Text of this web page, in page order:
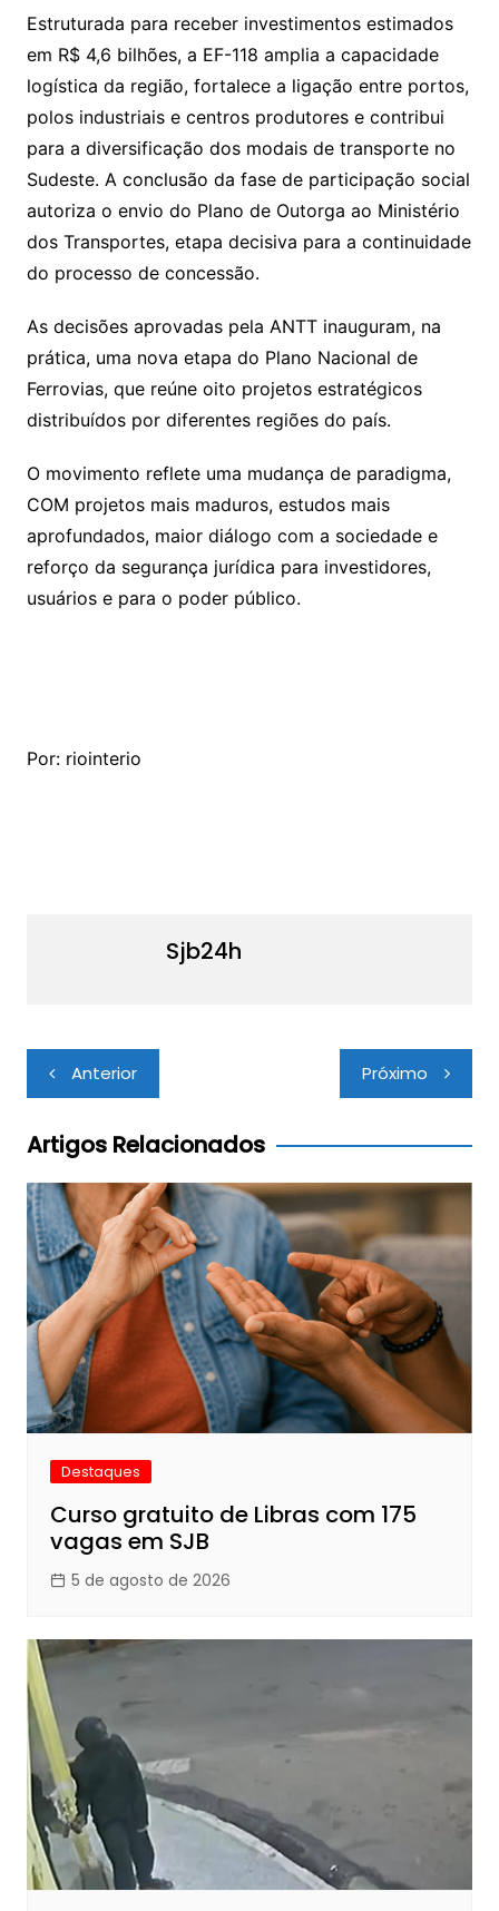
Estruturada para receber investimentos estimados
em R$ 4,6 bilhões, a EF-118 amplia a capacidade
logística da região, fortalece a ligação entre portos,
polos industriais e centros produtores e contribui
para a diversificação dos modais de transporte no
Sudeste. A conclusão da fase de participação social
autoriza o envio do Plano de Outorga ao Ministério
dos Transportes, etapa decisiva para a continuidade
do processo de concessão.
As decisões aprovadas pela ANTT inauguram, na
prática, uma nova etapa do Plano Nacional de
Ferrovias, que reúne oito projetos estratégicos
distribuídos por diferentes regiões do país.
O movimento reflete uma mudança de paradigma,
COM projetos mais maduros, estudos mais
aprofundados, maior diálogo com a sociedade e
reforço da segurança jurídica para investidores,
usuários e para o poder público.
Por: riointerio
Sjb24h
Navegação
de
Post
Anterior Próximo
Artigos Relacionados
Destaques
Curso gratuito de Libras com 175
vagas em SJB
5 de agosto de 2026